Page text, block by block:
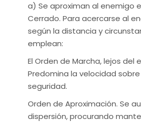
a) Se aproximan al enemigo
Cerrado. Para acercarse al
según la distancia y
emplean:
El Orden de Marcha, lejos del
Predomina la velocidad sobre
seguridad.
Orden de Aproximación. Se
dispersión, procurando